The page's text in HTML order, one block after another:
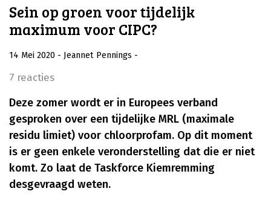
Sein op groen voor tijdelijk
maximum voor CIPC?
14 Mei 2020 - Jeannet Pennings -
7 reacties
Deze zomer wordt er in Europees verband
gesproken over een tijdelijke MRL (maximale
residu limiet) voor chloorprofam. Op dit moment
is er geen enkele veronderstelling dat die er niet
komt. Zo laat de Taskforce Kiemremming
desgevraagd weten.